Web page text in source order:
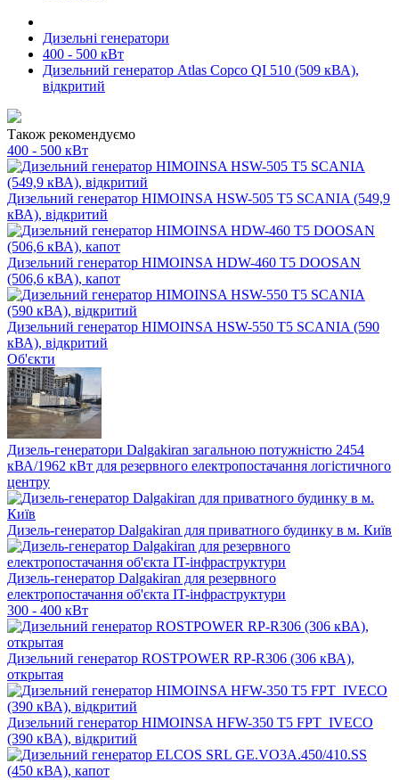
Дизельні генератори
400 - 500 кВт
Дизельний генератор Atlas Copco QI 510 (509 кВА),
відкритий
Також рекомендуємо
400 - 500 кВт
Дизельний генератор HIMOINSA HSW-505 T5 SCANIA (549,9
кВА), відкритий
Дизельний генератор HIMOINSA HDW-460 T5 DOOSAN
(506,6 кВА), капот
Дизельний генератор HIMOINSA HSW-550 T5 SCANIA (590
кВА), відкритий
Об'єкти
Дизель-генератори Dalgakiran загальною потужністю 2454
кВА/1962 кВт для резервного електропостачання логістичного
центру
Дизель-генератор Dalgakiran для приватного будинку в м. Київ
Дизель-генератор Dalgakiran для резервного
електропостачання об'єкта IT-інфраструктури
300 - 400 кВт
Дизельний генератор ROSTPOWER RP-R306 (306 кВА),
открытая
Дизельний генератор HIMOINSA HFW-350 T5 FPT_IVECO
(390 кВА), відкритий